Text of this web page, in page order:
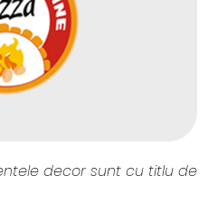
decor sunt cu titlu de